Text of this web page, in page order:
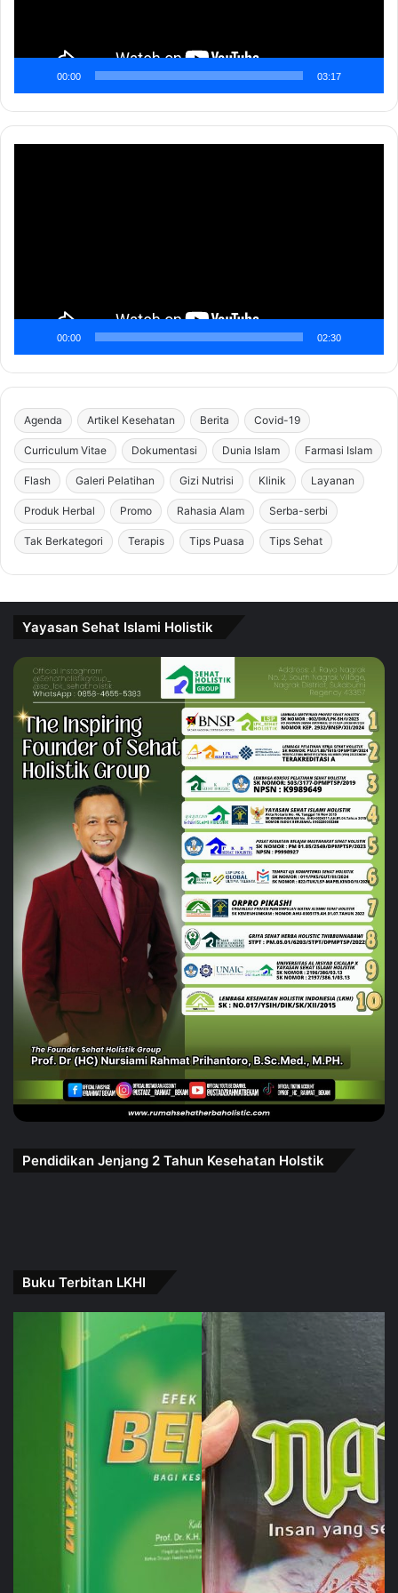
00:00 03:17
00:00 02:30
Agenda Artikel Kesehatan Berita Covid-19
Curriculum Vitae Dokumentasi Dunia Islam Farmasi Islam
Flash Galeri Pelatihan Gizi Nutrisi Klinik Layanan
Produk Herbal Promo Rahasia Alam Serba-serbi
Tak Berkategori Terapis Tips Puasa Tips Sehat
Yayasan Sehat Islami Holistik
Pendidikan Jenjang 2 Tahun Kesehatan Holstik
Buku Terbitan LKHI